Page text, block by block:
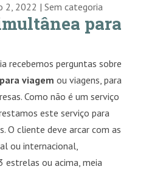
2, 2022 | Sem categoria
para
recebemos perguntas sobre
viagem ou viagens, para
Como não é um serviço
este serviço para
O cliente deve arcar com as
ou internacional,
estrelas ou acima, meia